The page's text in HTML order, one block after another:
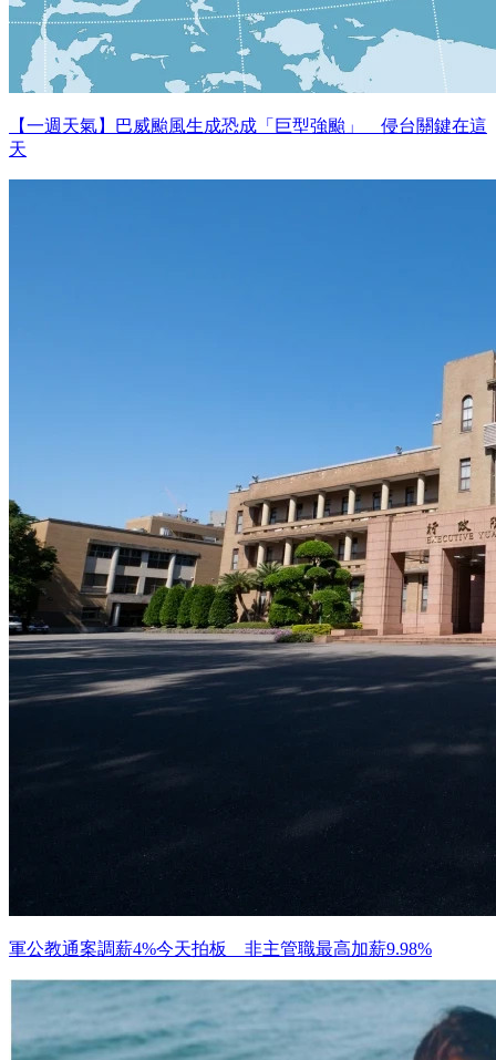
【一週天氣】巴威颱風生成恐成「巨型強颱」 侵台關鍵在這
天
軍公教通案調薪4%今天拍板 非主管職最高加薪9.98%